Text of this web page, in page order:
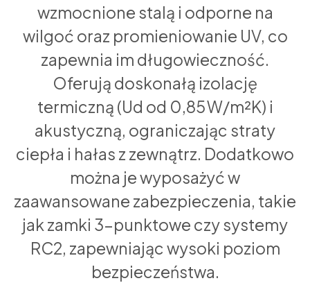
wzmocnione stalą i odporne na
wilgoć oraz promieniowanie UV, co
zapewnia im długowieczność.
Oferują doskonałą izolację
termiczną (Ud od 0,85 W/m²K) i
akustyczną, ograniczając straty
ciepła i hałas z zewnątrz. Dodatkowo
można je wyposażyć w
zaawansowane zabezpieczenia, takie
jak zamki 3-punktowe czy systemy
RC2, zapewniając wysoki poziom
bezpieczeństwa.